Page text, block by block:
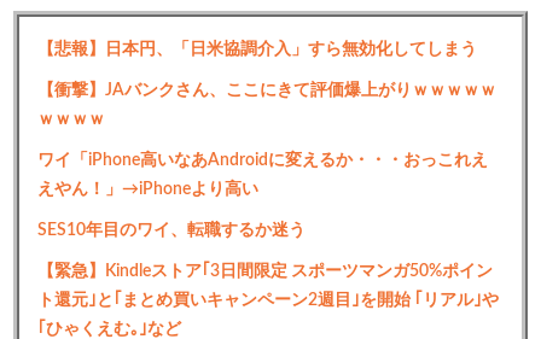
【悲報】日本円、「日米協調介入」すら無効化してしまう
【衝撃】JAバンクさん、ここにきて評価爆上がりｗｗｗｗｗ
ｗｗｗｗ
ワイ「iPhone高いなあAndroidに変えるか・・・おっこれえ
えやん！」→iPhoneより高い
SES10年目のワイ、転職するか迷う
【緊急】Kindleストア｢3日間限定 スポーツマンガ50%ポイン
ト還元｣と｢まとめ買いキャンペーン2週目｣を開始 ｢リアル｣や
｢ひゃくえむ｡｣など